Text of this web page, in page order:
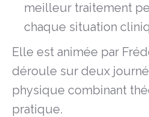
meilleur traitement
chaque situation
Elle est animée par
déroule sur deux
physique combinant
pratique.